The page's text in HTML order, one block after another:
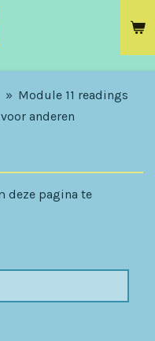
» Module 11 readings
voor anderen
deze pagina te